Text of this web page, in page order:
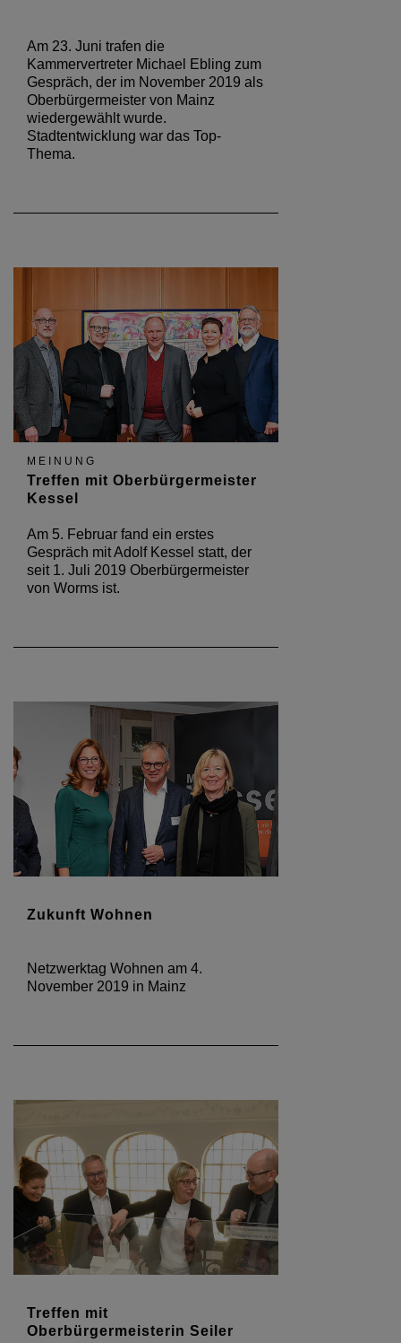
Am 23. Juni trafen die
Kammervertreter Michael Ebling zum
Gespräch, der im November 2019 als
Oberbürgermeister von Mainz
wiedergewählt wurde.
Stadtentwicklung war das Top-
Thema.
MEINUNG
Treffen mit Oberbürgermeister
Kessel
Am 5. Februar fand ein erstes
Gespräch mit Adolf Kessel statt, der
seit 1. Juli 2019 Oberbürgermeister
von Worms ist.
Zukunft Wohnen
Netzwerktag Wohnen am 4.
November 2019 in Mainz
Treffen mit
Oberbürgermeisterin Seiler